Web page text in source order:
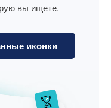
вы ищете.
иконки